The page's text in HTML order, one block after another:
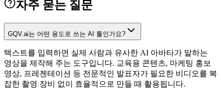
자주 묻는 질문
GQV.ai는 어떤 용도로 쓰는 AI 툴인가요?
텍스트를 입력하면 실제 사람과 유사한 AI 아바타가 말하는
영상을 제작해 주는 도구입니다. 교육용 콘텐츠, 마케팅 홍보
영상, 프레젠테이션 등 전문적인 발표자가 필요한 비디오를 복
잡한 촬영 장비 없이 효율적으로 만들 때 활용됩니다.